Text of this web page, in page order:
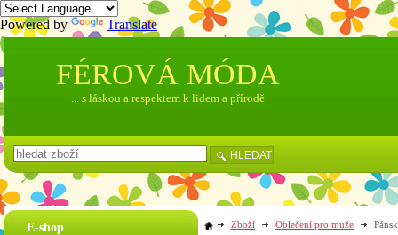
Powered by Translate
E-shop Zboží Oblečení pro muže
FÉROVÁ MÓDA
... s láskou a respektem k lidem a přírodě
HLEDAT